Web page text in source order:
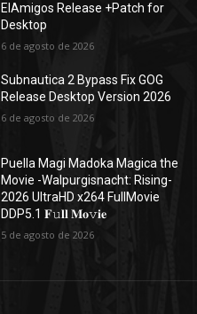
ElAmigos Release +Patch for
Desktop
6 de agosto de 2026
Subnautica 2 Bypass Fix GOG
Release Desktop Version 2026
6 de agosto de 2026
Puella Magi Madoka Magica the
Movie -Walpurgisnacht: Rising-
2026 UltraHD x264 FullMovie
DDP5.1 𝐅𝚞𝐥𝐥 𝐌𝐨𝚟𝐢𝐞
5 de agosto de 2026